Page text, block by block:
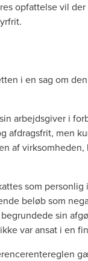
opfattelse vil
i en sag om
arbejdsgiver i
men
af
som
beløb som
sin
var ansat i en